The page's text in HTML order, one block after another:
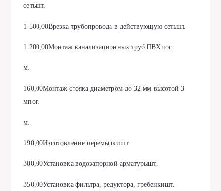
сетьшт.
1 500,00Врезка трубопровода в действующую сетьшт.
1 200,00Монтаж канализационных труб ПВХпог.
м.
160,00Монтаж стояка диаметром до 32 мм высотой 3
мпог.
м.
190,00Изготовление перемычкишт.
300,00Установка водозапорной арматурышт.
350,00Установка фильтра, редуктора, гребенкишт.